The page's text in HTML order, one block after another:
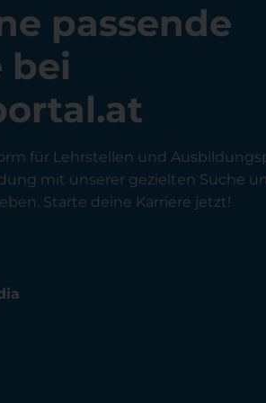
passende
bei
für Lehrstellen und
mit unserer gezielten Suche
Starte deine Karriere jetzt!